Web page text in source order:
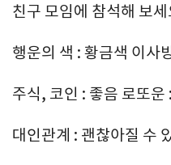
친구 모임에 참석해 보세
행운의 색 : 황금색 이사
주식, 코인 : 좋음 로또운
대인관계 : 괜찮아질 수